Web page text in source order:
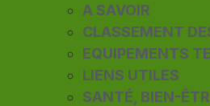
A SAVOIR
CLASSEMENT
EQUIPEMENTS
LIENS UTILES
SANTÉ, BIEN-